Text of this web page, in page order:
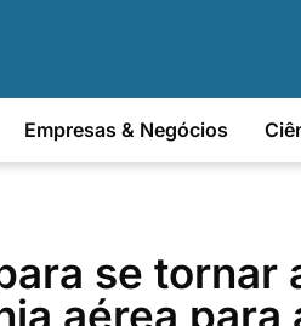
Empresas & Negócios
se tornar
aérea